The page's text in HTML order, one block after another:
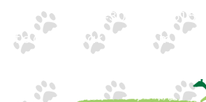
+30 2310 551560
info@gounaridis.com